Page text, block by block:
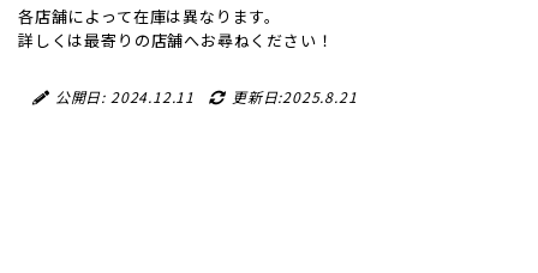
各店舗によって在庫は異なります。
詳しくは最寄りの店舗へお尋ねください！
公開日: 2024.12.11 更新日:2025.8.21